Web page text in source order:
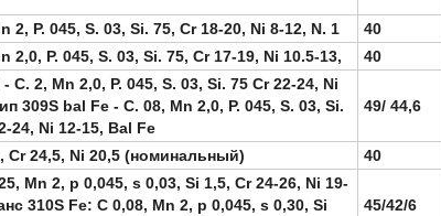
2, P. 045, S. 03, Si. 75, Cr 18-20, Ni 8-12, N. 1 40
2,0, P. 045, S. 03, Si. 75, Cr 17-19, Ni 10.5-13, 40
C. 2, Mn 2,0, P. 045, S. 03, Si. 75 Cr 22-24, Ni
309S bal Fe - C. 08, Mn 2,0, P. 045, S. 03, Si.
24, Ni 12-15, Bal Fe
49/ 44,6
Cr 24,5, Ni 20,5 (номинальный) 40
Mn 2, p 0,045, s 0,03, Si 1,5, Cr 24-26, Ni 19-
310S Fe: C 0,08, Mn 2, p 0,045, s 0,30, Si
45/42/6